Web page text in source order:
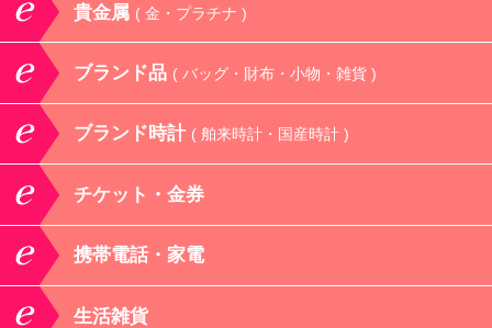
貴金属 ( 金・プラチナ )
ブランド品 ( バッグ・財布・小物・雑貨 )
ブランド時計 ( 舶来時計・国産時計 )
チケット・金券
携帯電話・家電
生活雑貨